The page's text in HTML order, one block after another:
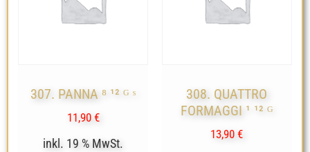
307. PANNA ⁸ ¹² ᴳ ˢ
11,90 €
inkl. 19 % MwSt.
308. QUATTRO
FORMAGGI ¹ ¹² ᴳ
13,90€